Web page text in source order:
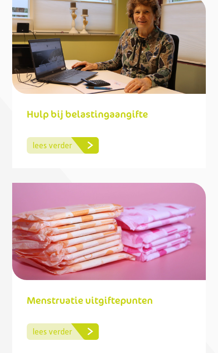
Hulp bij belastingaangifte
lees verder
Menstruatie uitgiftepunten
lees verder